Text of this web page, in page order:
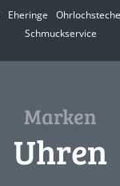
Eheringe
Schmuckservice
Marken
Uhren